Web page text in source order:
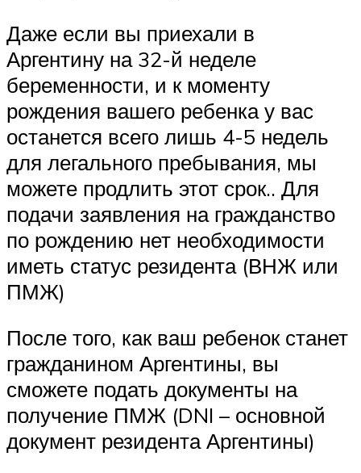
Даже если вы приехали в
Аргентину на 32-й неделе
беременности, и к моменту
рождения вашего ребенка у вас
останется всего лишь 4-5 недель
для легального пребывания, мы
можете продлить этот срок.. Для
подачи заявления на гражданство
по рождению нет необходимости
иметь статус резидента (ВНЖ или
ПМЖ)
После того, как ваш ребенок станет
гражданином Аргентины, вы
сможете подать документы на
получение ПМЖ (DNI – основной
документ резидента Аргентины)